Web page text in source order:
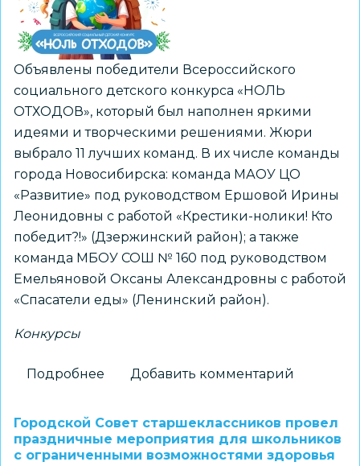
Объявлены победители Всероссийского
социального детского конкурса «НОЛЬ
ОТХОДОВ», который был наполнен яркими
идеями и творческими решениями. Жюри
выбрало 11 лучших команд. В их числе команды
города Новосибирска: команда МАОУ ЦО
«Развитие» под руководством Ершовой Ирины
Леонидовны с работой «Крестики-нолики! Кто
победит?!» (Дзержинский район); а также
команда МБОУ СОШ № 160 под руководством
Емельяновой Оксаны Александровны с работой
«Спасатели еды» (Ленинский район).
Конкурсы
Подробнее
Всероссийского
социального
Добавить комментарий
Городской Совет старшеклассников провел
праздничные мероприятия для школьников
с ограниченными возможностями здоровья